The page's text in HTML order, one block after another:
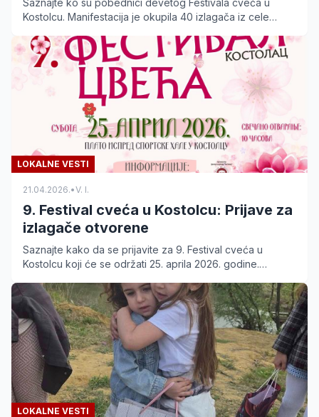
Saznajte ko su pobednici devetog Festivala cveća u
Kostolcu. Manifestacija je okupila 40 izlagača iz cele
LOKALNE VESTI
21.04.2026.•V. I.
9. Festival cveća u Kostolcu: Prijave za
izlagače otvorene
Saznajte kako da se prijavite za 9. Festival cveća u
Kostolcu koji će se održati 25. aprila 2026. godine.
LOKALNE VESTI